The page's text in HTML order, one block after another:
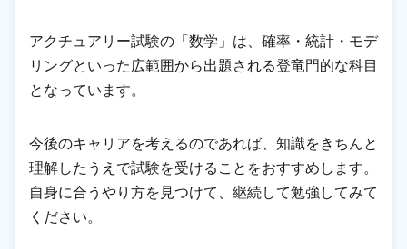
アクチュアリー試験の「数学」は、確率・統計・モデ
リングといった広範囲から出題される登竜門的な科目
となっています。
今後のキャリアを考えるのであれば、知識をきちんと
理解したうえで試験を受けることをおすすめします。
自身に合うやり方を見つけて、継続して勉強してみて
ください。